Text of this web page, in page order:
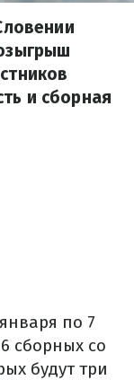
и сборная
по 7
сборных со
будут три